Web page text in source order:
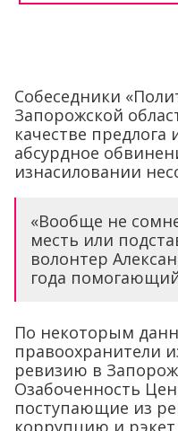
Собеседники
Запорожской
качестве предлога
абсурдное
изнасиловании
«Вообще не
месть или
волонтер
года
По некоторым
правоохранители
ревизию в
Озабоченность
поступающие из